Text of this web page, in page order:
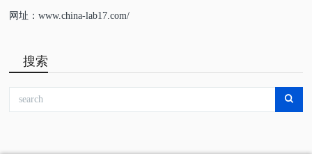
网址：www.china-lab17.com/
搜索